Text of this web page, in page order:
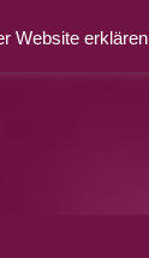
Website